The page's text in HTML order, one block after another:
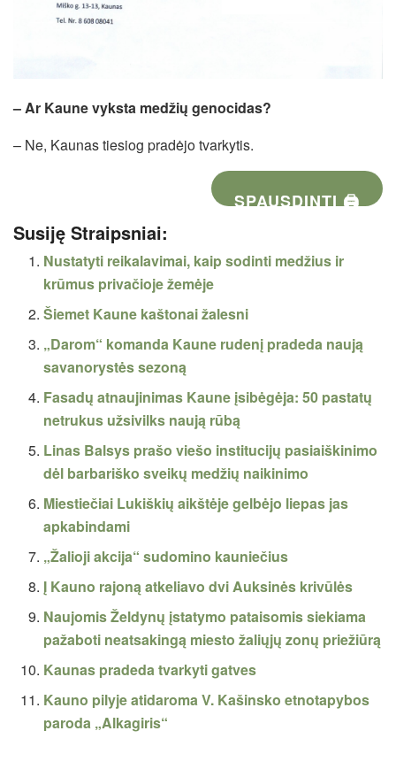
– Ar Kaune vyksta medžių genocidas?
– Ne, Kaunas tiesiog pradėjo tvarkytis.
SPAUSDINTI 🖨
Susiję Straipsniai:
Nustatyti reikalavimai, kaip sodinti medžius ir
krūmus privačioje žemėje
Šiemet Kaune kaštonai žalesni
„Darom“ komanda Kaune rudenį pradeda naują
savanorystės sezoną
Fasadų atnaujinimas Kaune įsibėgėja: 50 pastatų
netrukus užsivilks naują rūbą
Linas Balsys prašo viešo institucijų pasiaiškinimo
dėl barbariško sveikų medžių naikinimo
Miestiečiai Lukiškių aikštėje gelbėjo liepas jas
apkabindami
„Žalioji akcija“ sudomino kauniečius
Į Kauno rajoną atkeliavo dvi Auksinės krivūlės
Naujomis Želdynų įstatymo pataisomis siekiama
pažaboti neatsakingą miesto žaliųjų zonų priežiūrą
Kaunas pradeda tvarkyti gatves
Kauno pilyje atidaroma V. Kašinsko etnotapybos
paroda „Alkagiris“